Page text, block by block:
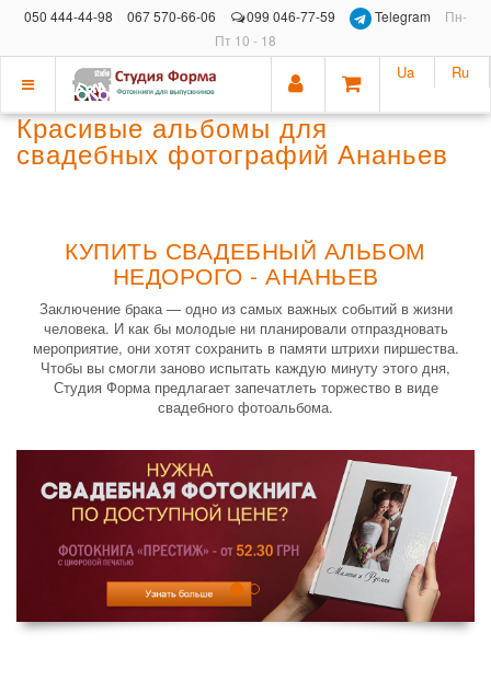
050 444-44-98 067 570-66-06 099 046-77-59 Telegram
Пн-
Пт 10 - 18
Показать
меню
Ua Ru
Красивые альбомы для
свадебных фотографий Ананьев
КУПИТЬ СВАДЕБНЫЙ АЛЬБОМ
НЕДОРОГО - АНАНЬЕВ
Заключение брака — одно из самых важных событий в жизни
человека. И как бы молодые ни планировали отпраздновать
мероприятие, они хотят сохранить в памяти штрихи пиршества.
Чтобы вы смогли заново испытать каждую минуту этого дня,
Студия Форма предлагает запечатлеть торжество в виде
свадебного фотоальбома.